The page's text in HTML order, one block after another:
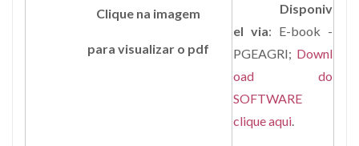
Clique na imagem
para visualizar o pdf
Disponiv
el via: E-book -
PGEAGRI; Downl
oad do
SOFTWARE
clique aqui.